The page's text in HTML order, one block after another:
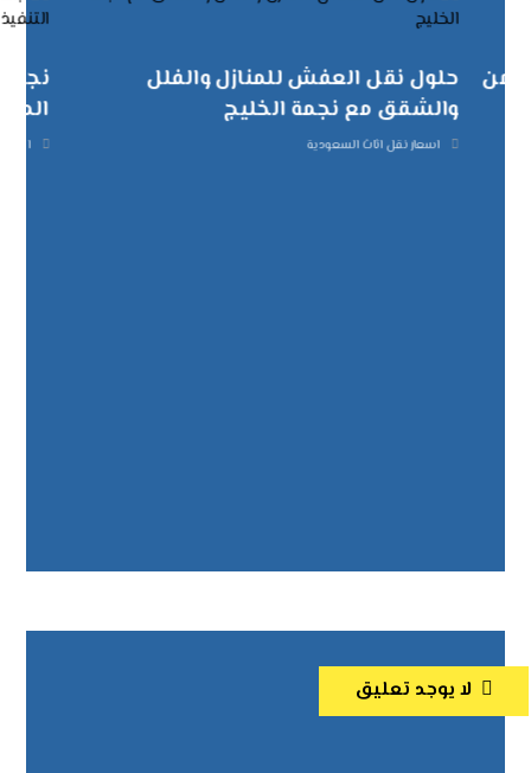
حلول نقل العفش للمنازل والفلل
والشقق مع نجمة الخليج
اسعار نقل اثاث السعودية
لا يوجد تعليق